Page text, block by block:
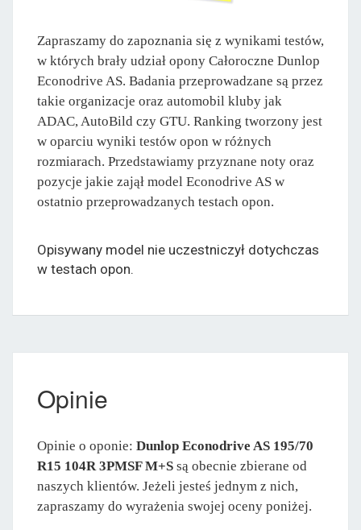
Zapraszamy do zapoznania się z wynikami testów,
w których brały udział opony Całoroczne Dunlop
Econodrive AS. Badania przeprowadzane są przez
takie organizacje oraz automobil kluby jak
ADAC, AutoBild czy GTU. Ranking tworzony jest
w oparciu wyniki testów opon w różnych
rozmiarach. Przedstawiamy przyznane noty oraz
pozycje jakie zajął model Econodrive AS w
ostatnio przeprowadzanych testach opon.
Opisywany model nie uczestniczył dotychczas
w testach opon.
Opinie
Opinie o oponie: Dunlop Econodrive AS 195/70
R15 104R 3PMSF M+S są obecnie zbierane od
naszych klientów. Jeżeli jesteś jednym z nich,
zapraszamy do wyrażenia swojej oceny poniżej.